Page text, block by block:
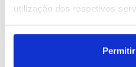
utilização dos respetivos
Ébola: Mais de 1.000